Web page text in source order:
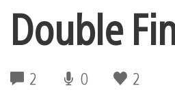
Double
2 0 2